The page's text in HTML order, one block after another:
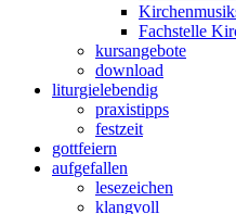
Fachstelle
kursangebote
download
liturgielebendig
praxistipps
festzeit
gottfeiern
aufgefallen
lesezeichen
klangvoll